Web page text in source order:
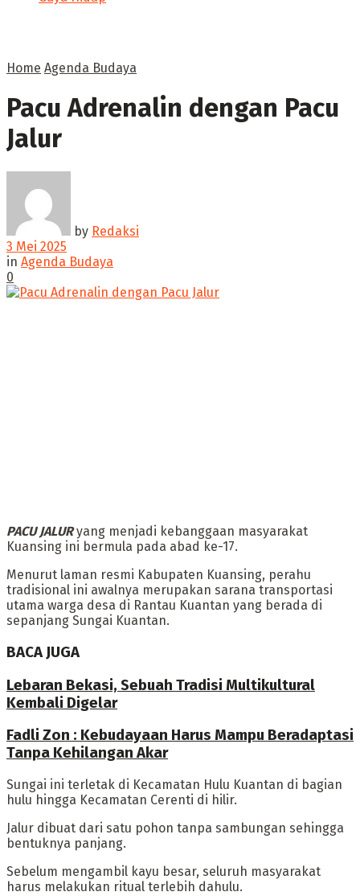
Home Agenda Budaya
‎Pacu Adrenalin dengan Pacu
Jalur
by Redaksi
3 Mei 2025
in Agenda Budaya
0
PACU JALURyang menjadi kebanggaan masyarakat
Kuansing ini bermula pada abad ke-17.
Menurut laman resmi Kabupaten Kuansing, perahu
tradisional ini awalnya merupakan sarana transportasi
utama warga desa di Rantau Kuantan yang berada di
sepanjang Sungai Kuantan.
BACA JUGA
Lebaran Bekasi, Sebuah Tradisi Multikultural
Kembali Digelar
Fadli Zon : Kebudayaan Harus Mampu Beradaptasi
Tanpa Kehilangan Akar
Sungai ini terletak di Kecamatan Hulu Kuantan di bagian
hulu hingga Kecamatan Cerenti di hilir.
‎Jalur dibuat dari satu pohon tanpa sambungan sehingga
bentuknya panjang.
Sebelum mengambil kayu besar, seluruh masyarakat
harus melakukan ritual terlebih dahulu.